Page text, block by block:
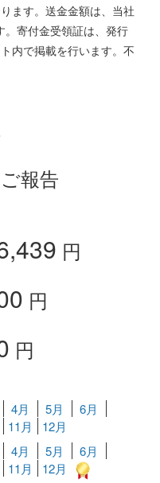
ます。送金金額は、当社
。寄付金受領証は、発行
内で掲載を行います。不
報告
円
円
円
4月 5月
6月
11月 12月
4月 5月
6月
11月 12月